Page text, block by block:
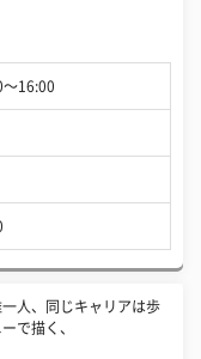
16:00
一人、同じキャリアは歩
で描く、